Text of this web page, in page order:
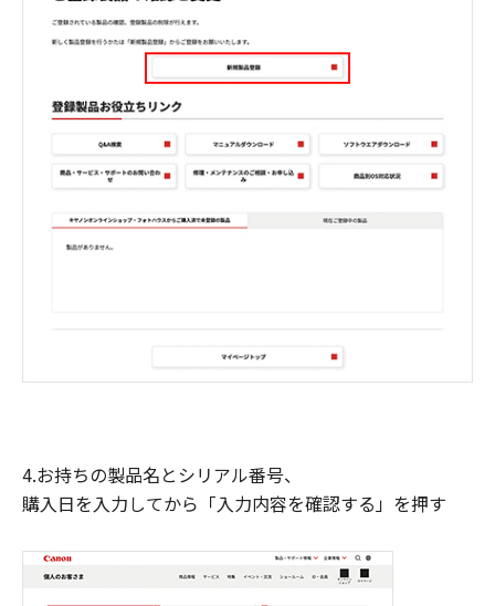
4.お持ちの製品名とシリアル番号、
購入日を入力してから「入力内容を確認する」を押す